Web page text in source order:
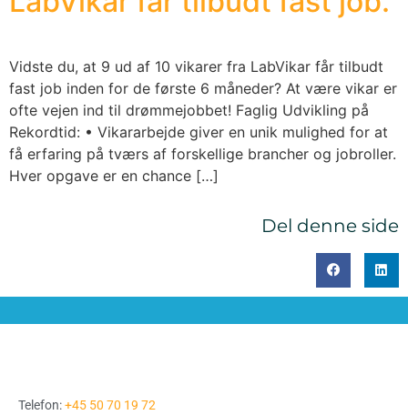
Vidste du, at 9 ud af 10 vikarer fra LabVikar får tilbudt
fast job inden for de første 6 måneder? At være vikar er
ofte vejen ind til drømmejobbet! Faglig Udvikling på
Rekordtid: • Vikararbejde giver en unik mulighed for at
få erfaring på tværs af forskellige brancher og jobroller.
Hver opgave er en chance […]
Del denne side
Telefon:+45 50 70 19 72